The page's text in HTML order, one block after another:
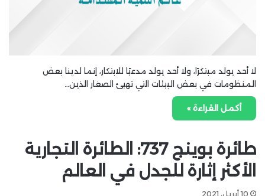
لا أحد يولد مبتكرًا، ولا أحد يولد مدعيًا للابتكار، إنما لدينا بعض
المنظومات في بعض البيئات التي تهيئ الصغار الذين…
أكمل القراءة »
طائرة بوينج 737: الطائرة التجارية
الأكثر إثارة للجدل في العالم
10 أبريل، 2021